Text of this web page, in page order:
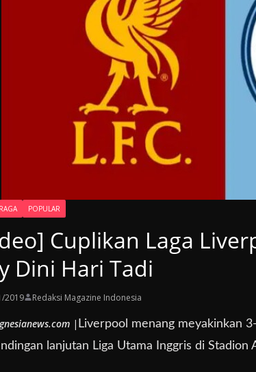
POPULAR
Cuplikan Laga
Dini Hari Tadi
2019 Redaksi Magazine Indonesia
| Liverpool menang meyakinkan
lanjutan Liga Utama Inggris di